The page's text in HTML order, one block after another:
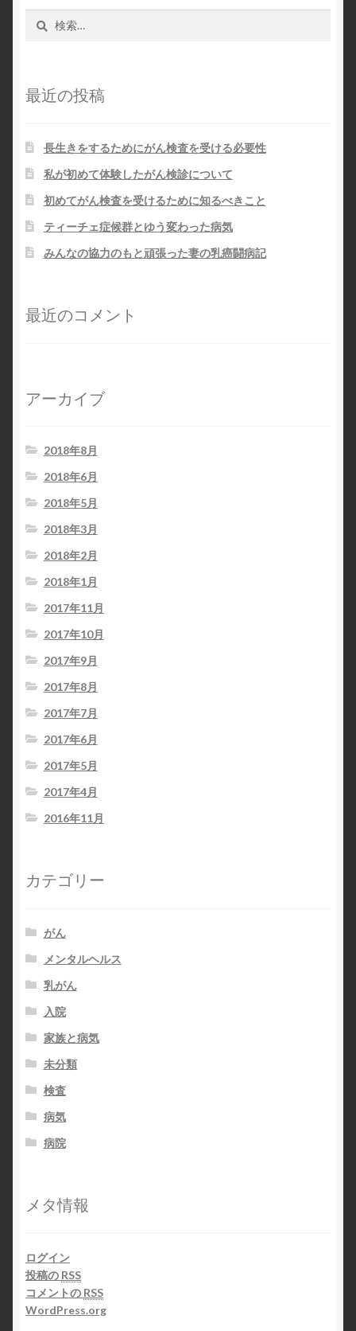
ビ
ー
シ
ョ
ン
最近の投稿
長生きをするためにがん検査を受ける必要性
私が初めて体験したがん検診について
初めてがん検査を受けるために知るべきこと
ティーチェ症候群とゆう変わった病気
みんなの協力のもと頑張った妻の乳癌闘病記
最近のコメント
アーカイブ
2018年8月
2018年6月
2018年5月
2018年3月
2018年2月
2018年1月
2017年11月
2017年10月
2017年9月
2017年8月
2017年7月
2017年6月
2017年5月
2017年4月
2016年11月
カテゴリー
がん
メンタルヘルス
乳がん
入院
家族と病気
未分類
検査
病気
病院
メタ情報
ログイン
投稿の RSS
コメントの RSS
WordPress.org